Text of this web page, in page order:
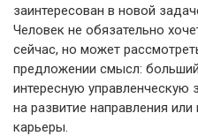
заинтересован в новой
Человек не обязательно
сейчас, но может
предложении смысл:
интересную управленческую
на развитие направления
карьеры.